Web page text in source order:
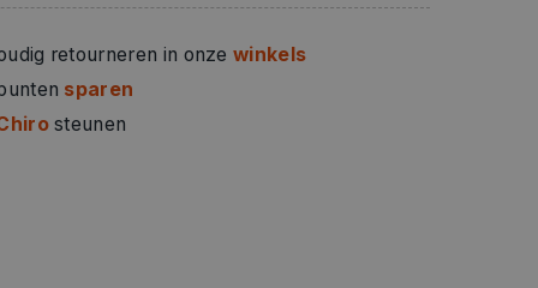
retourneren in onzewinkels
sparen
steunen